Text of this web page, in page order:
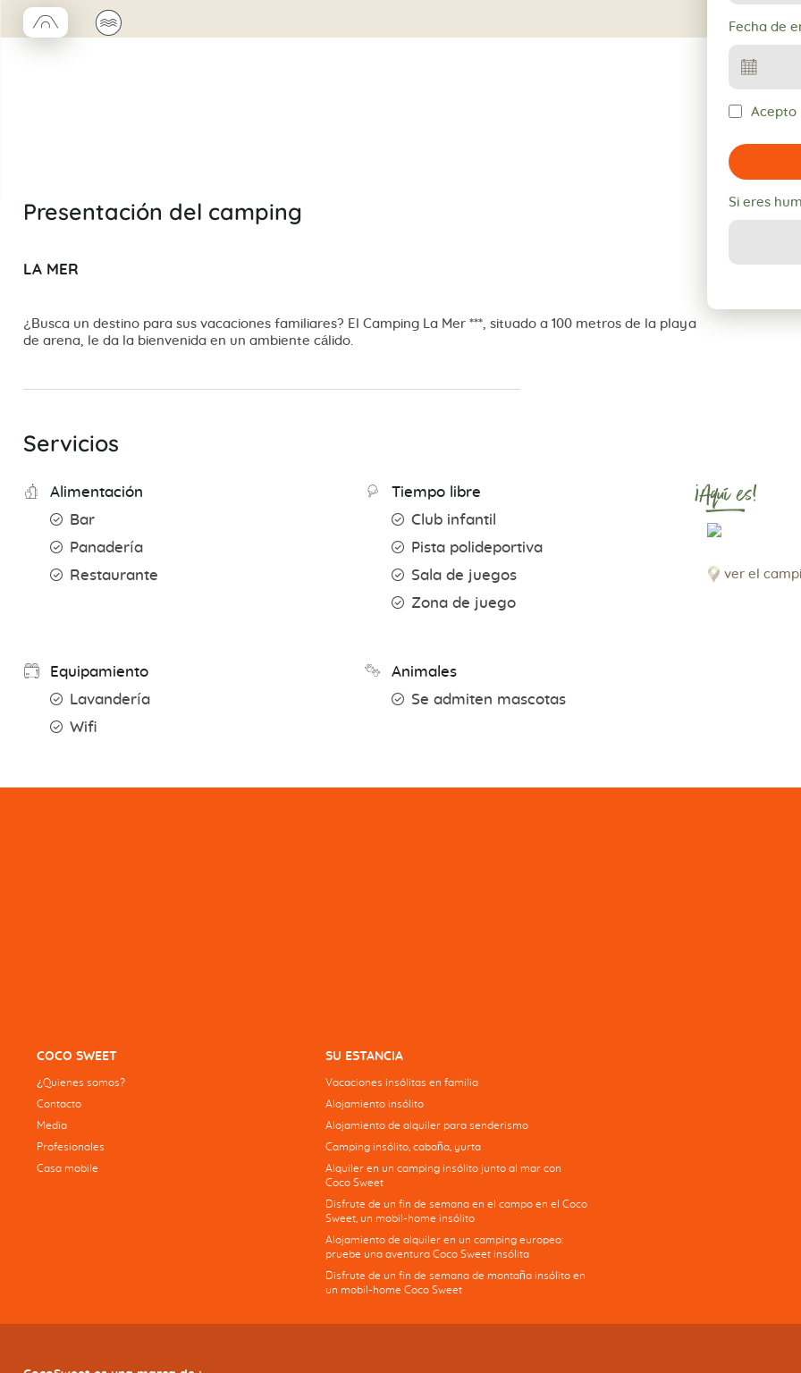
□Coco trapèze
🌊
Presentación del camping
LA MER
¿Busca un destino para sus vacaciones familiares? El Camping La Mer ***, situado a 100 metros de la playa
de arena, le da la bienvenida en un ambiente cálido.
Servicios
Alimentación
Bar
Panadería
Restaurante
Tiempo libre
Club infantil
Pista polideportiva
Sala de juegos
Zona de juego
Equipamiento
Lavandería
Wifi
Animales
Se admiten mascotas
Fecha de
Acepto
Si eres
¡Aquí es!
ver el
COCO SWEET
¿Quienes somos?
Contacto
Media
Profesionales
Casa mobile
SU ESTANCIA
Vacaciones insólitas en familia
Alojamiento insólito
Alojamiento de alquiler para senderismo
Camping insólito, cabaña, yurta
Alquiler en un camping insólito junto al mar con
Coco Sweet
Disfrute de un fin de semana en el campo en el Coco
Sweet, un mobil-home insólito
Alojamiento de alquiler en un camping europeo:
pruebe una aventura Coco Sweet insólita
Disfrute de un fin de semana de montaña insólito en
un mobil-home Coco Sweet